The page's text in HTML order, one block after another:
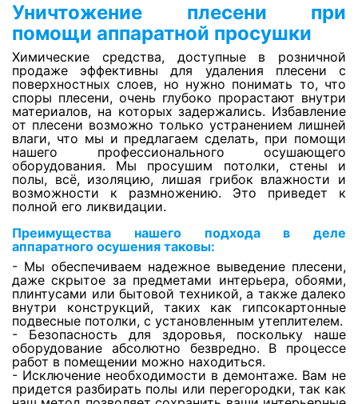
Просушка колонн
Просушка стен из силикатного кирпича
Просушка потолков из гипрока
Просушка потолков из дранки
Просушка реечных потолков
Просушка крыш после задувания снега и
дождя через софиты
Сушка утеплителя в скатной кровле
Уничтожение плесени при
помощи аппаратной просушки
Химические средства, доступные в розничной
продаже эффективны для удаления плесени с
поверхностных слоев, но нужно понимать то, что
споры плесени, очень глубоко прорастают внутри
материалов, на которых задержались. Избавление
от плесени возможно только устранением лишней
влаги, что мы и предлагаем сделать, при помощи
нашего профессионального осушающего
оборудования. Мы просушим потолки, стены и
полы, всё, изоляцию, лишая грибок влажности и
возможности к размножению. Это приведет к
полной его ликвидации.
Преимущества нашего подхода в деле
аппаратного осушения таковы:
- Мы обеспечиваем надежное выведение плесени,
даже скрытое за предметами интерьера, обоями,
плинтусами или бытовой техникой, а также далеко
внутри конструкций, таких как гипсокартонные
подвесные потолки, с установленным утеплителем.
- Безопасность для здоровья, поскольку наше
оборудование абсолютно безвредно. В процессе
работ в помещении можно находиться.
- Исключение необходимости в демонтаже. Вам не
придется разбирать полы или перегородки, так как